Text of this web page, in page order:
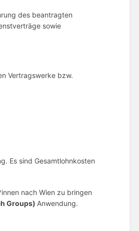
des beantragten
sowie
Vertragswerke bzw.
Es sind Gesamtlohnkosten
nach Wien zu bringen
Groups) Anwendung.